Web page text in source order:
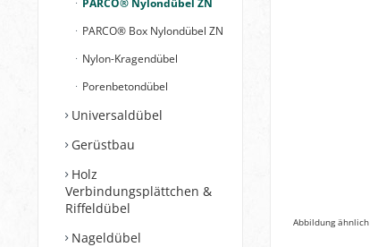
PARCO® Box Nylondübel ZN
Nylon-Kragendübel
Porenbetondübel
Universaldübel
Gerüstbau
Holz
Verbindungsplättchen &
Riffeldübel
Nageldübel
Abbildung ähnlich